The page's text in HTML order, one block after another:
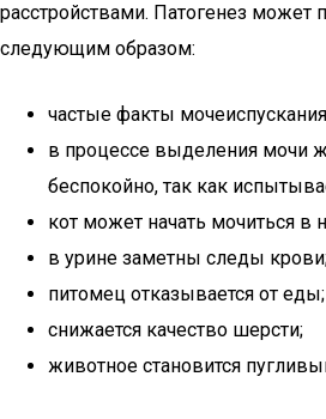
расстройствами. Патогенез может
следующим образом:
частые факты
в процессе выделения мочи
беспокойно, так как
кот может начать мочиться в
в урине заметны следы
питомец отказывается от еды;
снижается качество шерсти;
животное становится